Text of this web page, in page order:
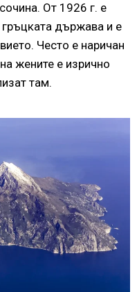
От 1926 г. е
държава и е
Често е наричан
жените е изрично
там.